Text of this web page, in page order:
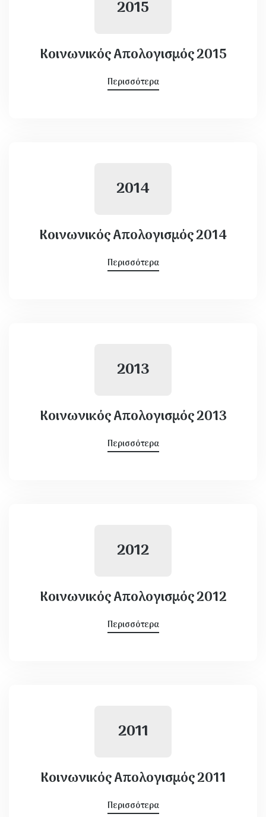
2015
Κοινωνικός Απολογισμός 2015
Περισσότερα
2014
Κοινωνικός Απολογισμός 2014
Περισσότερα
2013
Κοινωνικός Απολογισμός 2013
Περισσότερα
2012
Κοινωνικός Απολογισμός 2012
Περισσότερα
2011
Κοινωνικός Απολογισμός 2011
Περισσότερα